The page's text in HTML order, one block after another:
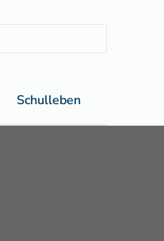
Schulleben